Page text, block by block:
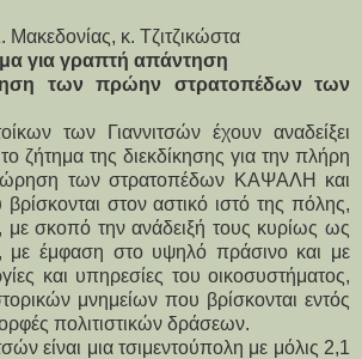
Μακεδονίας, κ. Τζιτζικώστα
για γραπτή απάντηση
των πρώην στρατοπέδων των
των Γιαννιτσών έχουν αναδείξει
ζήτημα της διεκδίκησης για την πλήρη
των στρατοπέδων ΚΑΨΑΛΗ και
στον αστικό ιστό της πόλης,
σκοπό την ανάδειξή τους κυρίως ως
με έμφαση στο υψηλό πράσινο και με
και υπηρεσίες του οικοσυστήματος,
μνημείων που βρίσκονται εντός
πολιτιστικών δράσεων.
είναι μια τσιμεντούπολη με μόλις 2,1